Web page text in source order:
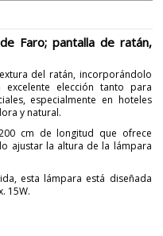
Faro; pantalla de ratán,
del ratán, incorporándolo
elección tanto para
especialmente en hoteles
y natural.
cm de longitud que ofrece
ajustar la altura de la lámpara
esta lámpara está diseñada
15W.